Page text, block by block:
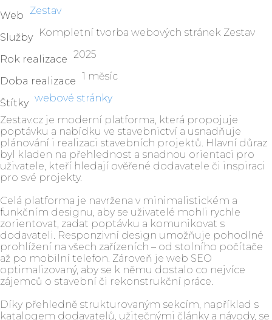
Web Zestav
Služby Kompletní tvorba webových stránek Zestav
Rok realizace 2025
Doba realizace 1 měsíc
Štítky webové stránky
Zestav.cz je moderní platforma, která propojuje
poptávku a nabídku ve stavebnictví a usnadňuje
plánování i realizaci stavebních projektů. Hlavní důraz
byl kladen na přehlednost a snadnou orientaci pro
uživatele, kteří hledají ověřené dodavatele či inspiraci
pro své projekty.
Celá platforma je navržena v minimalistickém a
funkčním designu, aby se uživatelé mohli rychle
zorientovat, zadat poptávku a komunikovat s
dodavateli. Responzivní design umožňuje pohodlné
prohlížení na všech zařízeních – od stolního počítače
až po mobilní telefon. Zároveň je web SEO
optimalizovaný, aby se k němu dostalo co nejvíce
zájemců o stavební či rekonstrukční práce.
Díky přehledně strukturovaným sekcím, například s
katalogem dodavatelů, užitečnými články a návody, se